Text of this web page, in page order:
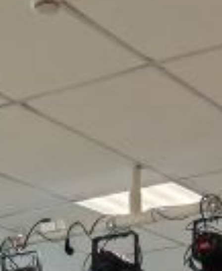
и помогали участникам глубже разобраться
в вопросах закона и безопасности.
Игра включала 6 тематических станций: «Закон»,
«Правоведение», «История», «Безопасность», «Земля
Кузнецкая» и «Юный сыщик». Ребята с увлечением
решали задачи, обсуждали сложные ситуации,
аргументировали свою позицию и делились
знаниями. Было заметно, что школьники не просто
выполняют задания, а осмысленно подходят к каждой
теме, понимая, насколько важно соблюдать правила
— как в школе, так и в повседневной жизни.
После завершения игры инспекторы ПДН напомнили
детям о правилах нахождения на улице в вечернее
почему управление транспортным средством
без водительского удостоверения недопустимо —
даже если кажется, что навыки уже есть. Свои слова
полицейские подкрепили примерами реальных
дорожно-транспортных происшествий.
В финале мероприятия все участники получили
грамоты, сладкие подарки и световозвращатели.
Члены жюри и педагоги пожелали ребятам, чтобы
лето прошло ярко, интересно и, самое главное,
безопасно.
Подписывайтесь на наши каналы в соцсетях
«ВКонтакте»
«Одноклассники».